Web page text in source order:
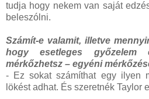
tudja hogy nekem van saját
beleszólni.
Számít-e valamit, illetve
hogy esetleges győzelem
mérkőzhetsz – egyéni
- Ez sokat számíthat egy ilyen
lökést adhat. És szeretnék Taylor